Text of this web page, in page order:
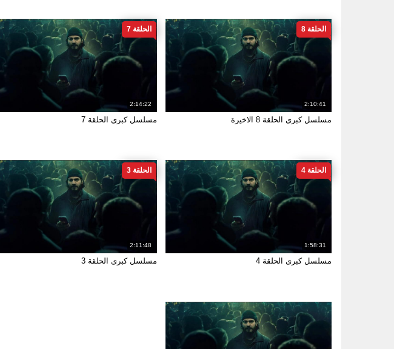
2:10:41
الحلقة 8
مسلسل كبرى الحلقة 8 الاخيرة
2:14:22
الحلقة 7
مسلسل كبرى الحلقة 7
1:58:31
الحلقة 4
مسلسل كبرى الحلقة 4
2:11:48
الحلقة 3
مسلسل كبرى الحلقة 3